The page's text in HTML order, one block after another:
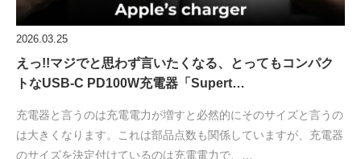
2026.03.25
えっ!!マジでと思わず言いたくなる、とってもコンパク
トなUSB-C PD100W充電器「Supert…
充電器と言うのは充電電力が増すと必然的にそのサイズと言うの
は大きくなります。これは部品点数も関係していますが、充電器
のサイズを決定付けているのは充電電力で、…